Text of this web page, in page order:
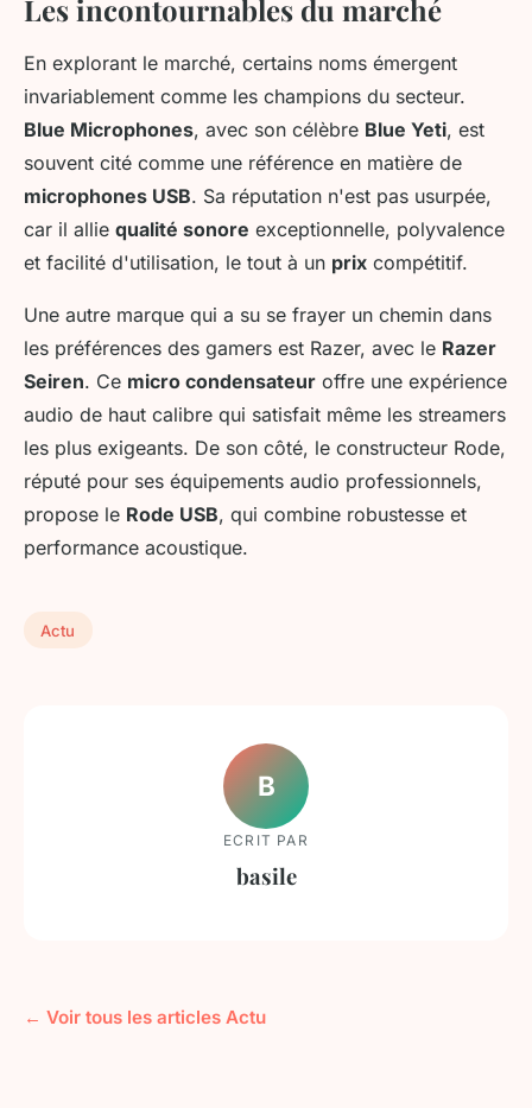
Les incontournables du marché
En explorant le marché, certains noms émergent
invariablement comme les champions du secteur.
Blue Microphones, avec son célèbre Blue Yeti, est
souvent cité comme une référence en matière de
microphones USB. Sa réputation n'est pas usurpée,
car il allie qualité sonore exceptionnelle, polyvalence
et facilité d'utilisation, le tout à un prix compétitif.
Une autre marque qui a su se frayer un chemin dans
les préférences des gamers est Razer, avec le Razer
Seiren. Ce micro condensateur offre une expérience
audio de haut calibre qui satisfait même les streamers
les plus exigeants. De son côté, le constructeur Rode,
réputé pour ses équipements audio professionnels,
propose le Rode USB, qui combine robustesse et
performance acoustique.
Actu
B
ECRIT PAR
basile
← Voir tous les articles Actu